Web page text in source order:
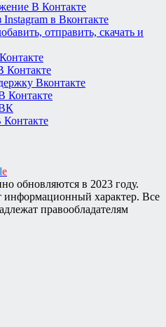
В Контакте
в Вконтакте
отправить, скачать и
Контакте
Вконтакте
Контакте
Контакте
e
обновляются в 2023 году.
информационный характер. Все
правообладателям